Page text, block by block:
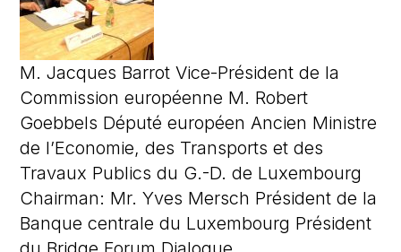
M. Jacques Barrot Vice-Président de la
Commission européenne M. Robert
Goebbels Député européen Ancien Ministre
de l’Economie, des Transports et des
Travaux Publics du G.-D. de Luxembourg
Chairman: Mr. Yves Mersch Président de la
Banque centrale du Luxembourg Président